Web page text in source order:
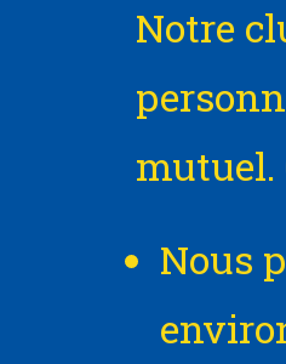
Notre
mutuel.
Nous